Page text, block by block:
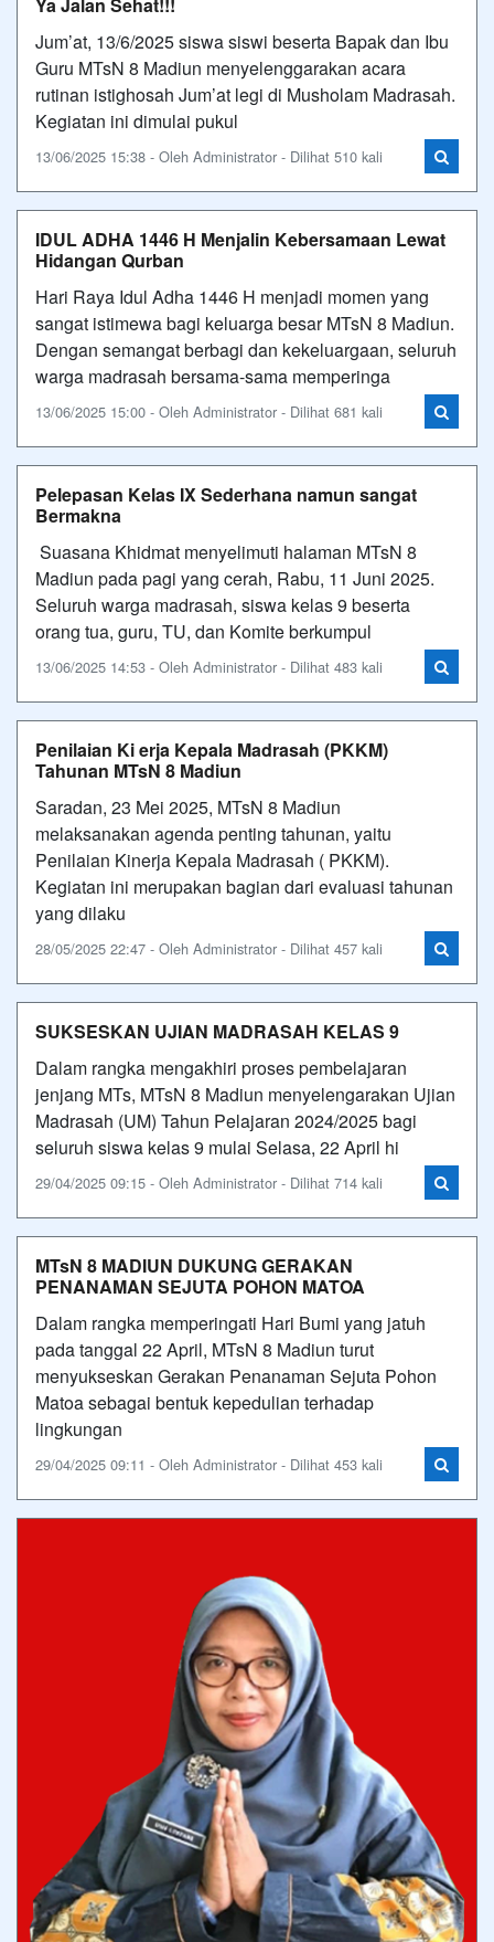
Jum’at, 13/6/2025 siswa siswi beserta Bapak dan Ibu
Guru MTsN 8 Madiun menyelenggarakan acara
rutinan istighosah Jum’at legi di Musholam Madrasah.
Kegiatan ini dimulai pukul
13/06/2025 15:38 - Oleh Administrator - Dilihat 510 kali
IDUL ADHA 1446 H Menjalin Kebersamaan Lewat
Hidangan Qurban
Hari Raya Idul Adha 1446 H menjadi momen yang
sangat istimewa bagi keluarga besar MTsN 8 Madiun.
Dengan semangat berbagi dan kekeluargaan, seluruh
warga madrasah bersama-sama memperinga
13/06/2025 15:00 - Oleh Administrator - Dilihat 681 kali
Pelepasan Kelas IX Sederhana namun sangat
Bermakna
Suasana Khidmat menyelimuti halaman MTsN 8
Madiun pada pagi yang cerah, Rabu, 11 Juni 2025.
Seluruh warga madrasah, siswa kelas 9 beserta
orang tua, guru, TU, dan Komite berkumpul
13/06/2025 14:53 - Oleh Administrator - Dilihat 483 kali
Penilaian Ki erja Kepala Madrasah (PKKM)
Tahunan MTsN 8 Madiun
Saradan, 23 Mei 2025, MTsN 8 Madiun
melaksanakan agenda penting tahunan, yaitu
Penilaian Kinerja Kepala Madrasah ( PKKM).
Kegiatan ini merupakan bagian dari evaluasi tahunan
yang dilaku
28/05/2025 22:47 - Oleh Administrator - Dilihat 457 kali
SUKSESKAN UJIAN MADRASAH KELAS 9
Dalam rangka mengakhiri proses pembelajaran
jenjang MTs, MTsN 8 Madiun menyelengarakan Ujian
Madrasah (UM) Tahun Pelajaran 2024/2025 bagi
seluruh siswa kelas 9 mulai Selasa, 22 April hi
29/04/2025 09:15 - Oleh Administrator - Dilihat 714 kali
MTsN 8 MADIUN DUKUNG GERAKAN
PENANAMAN SEJUTA POHON MATOA
Dalam rangka memperingati Hari Bumi yang jatuh
pada tanggal 22 April, MTsN 8 Madiun turut
menyukseskan Gerakan Penanaman Sejuta Pohon
Matoa sebagai bentuk kepedulian terhadap
lingkungan
29/04/2025 09:11 - Oleh Administrator - Dilihat 453 kali